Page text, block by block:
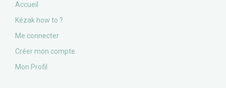
Accueil
Kézak how to ?
Me connecter
Créer mon compte
Mon Profil